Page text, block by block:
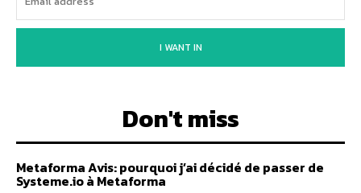
I WANT IN
Don't miss
Metaforma Avis: pourquoi j’ai décidé de passer de
Systeme.io à Metaforma